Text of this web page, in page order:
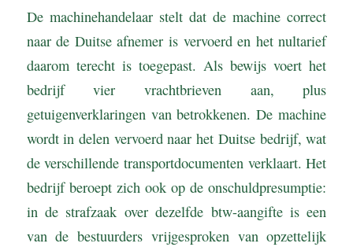
De machinehandelaar stelt dat de machine correct
naar de Duitse afnemer is vervoerd en het nultarief
daarom terecht is toegepast. Als bewijs voert het
bedrijf vier vrachtbrieven aan, plus
getuigenverklaringen van betrokkenen. De machine
wordt in delen vervoerd naar het Duitse bedrijf, wat
de verschillende transportdocumenten verklaart. Het
bedrijf beroept zich ook op de onschuldpresumptie:
in de strafzaak over dezelfde btw-aangifte is een
van de bestuurders vrijgesproken van opzettelijk